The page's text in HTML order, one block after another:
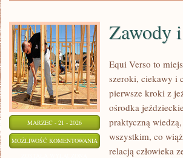
MARZEC - 21 - 2026
MOŻLIWOŚĆ KOMENTOWANIA ZAWODY
Zawody
Equi Verso to
szeroki, ciekawy i
pierwsze kroki z
ośrodka
praktyczną
wszystkim, co
relacją człowieka